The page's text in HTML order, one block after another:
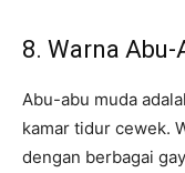
8. Warna Abu-
Abu-abu muda
kamar tidur cewek.
dengan berbagai